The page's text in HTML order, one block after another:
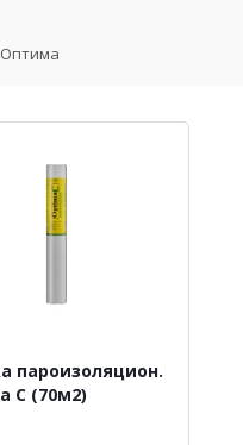
пароизоляцион.
C (70м2)